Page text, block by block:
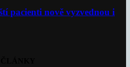
pacienti nově vyzvednou i